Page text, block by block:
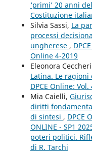
‘primi’ 20 anni
Costituzione
Silvia Sassi, La
processi
ungherese ,
Online 4-2019
Eleonora
Latina. Le
DPCE Online:
Mia Caielli,
diritti
di sintesi , DPCE
ONLINE - SP1
poteri politici.
di R. Tarchi